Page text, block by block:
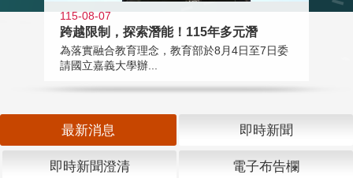
115-08-07
跨越限制，探索潛能！115年多元潛
為落實融合教育理念，教育部於8月4日至7日委
請國立嘉義大學辦...
最新消息 即時新聞
即時新聞澄清 電子布告欄